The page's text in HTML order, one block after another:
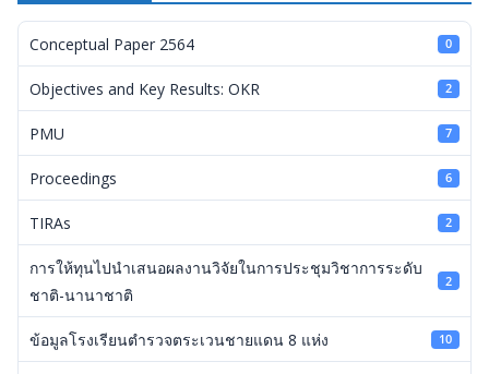
Conceptual Paper 2564 0
Objectives and Key Results: OKR 2
PMU 7
Proceedings 6
TIRAs 2
การให้ทุนไปนำเสนอผลงานวิจัยในการประชุมวิชาการระดับ
ชาติ-นานาชาติ
2
ข้อมูลโรงเรียนตำรวจตระเวนชายแดน 8 แห่ง 10